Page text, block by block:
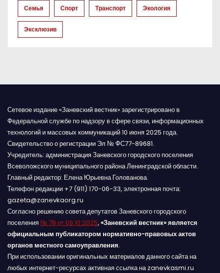
Семья Спорт Транспорт Экология
Эксклюзив
Сетевое издание «Заневский вестник» зарегистрировано в
Федеральной службе по надзору в сфере связи, информационных
технологий и массовых коммуникаций 10 июня 2025 года.
Свидетельство о регистрации Эл № ФС77-89681.
Учредитель: администрация Заневского городского поселения
Всеволожского муниципального района Ленинградской области.
Главный редактор: Елена Юрьевна Голованова.
Телефон редакции +7 (911) 170-06-33, электронная почта:
gazeta@zanevkaorg.ru
Согласно решению совета депутатов Заневского городского
поселения № 78 от 09.10.2025, «Заневский вестник» является
официальным публикатором нормативно-правовых актов
органов местного самоуправления.
При использовании оригинальных материалов данного сайта на
любых интернет-ресурсах активная ссылка на zanevkasmi.ru